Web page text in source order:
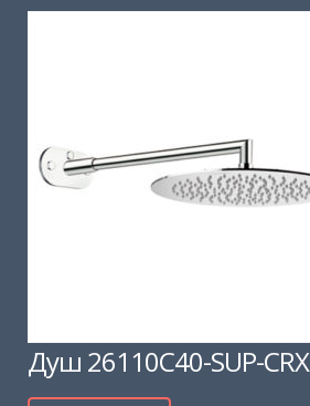
Душ 26110C40-SUP-CRX